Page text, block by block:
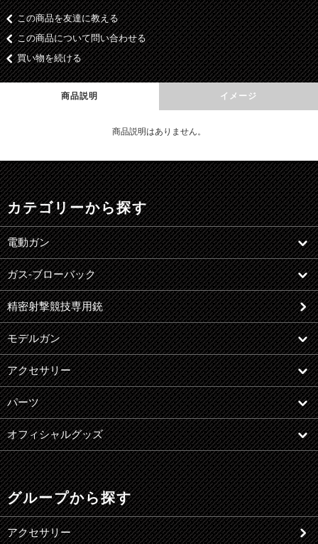
この商品を友達に教える
この商品について問い合わせる
買い物を続ける
商品説明 イメージ
商品説明はありません。
カテゴリーから探す
電動ガン
ガス-ブローバック
精密射撃競技専用銃
モデルガン
アクセサリー
パーツ
オフィシャルグッズ
グループから探す
アクセサリー